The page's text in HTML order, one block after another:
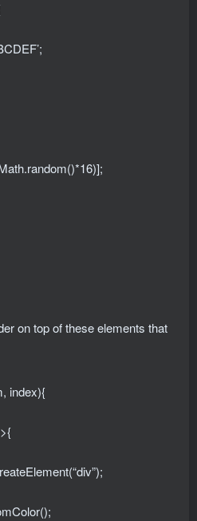
on top of these elements that
index){